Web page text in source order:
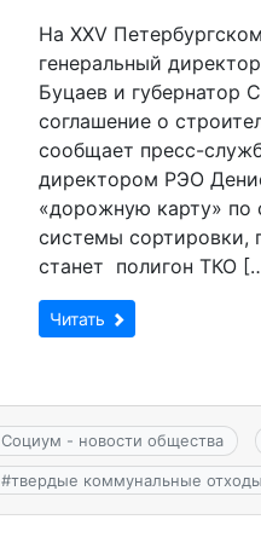
На XXV
генеральный
Буцаев и губернатор
соглашение о
сообщает пресс-
директором РЭО
«дорожную карту» по
системы сортировки,
станет полигон ТКО
Читать
Социум - новости общества
#твердые коммунальные отходы